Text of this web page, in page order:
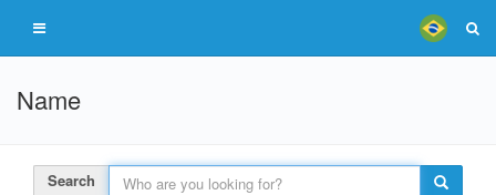
Name
Search